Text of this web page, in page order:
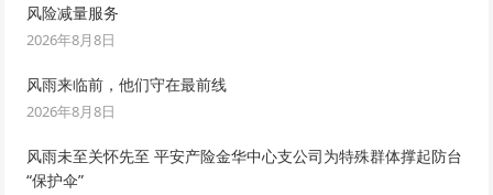
风险减量服务
2026年8月8日
风雨来临前，他们守在最前线
2026年8月8日
风雨未至关怀先至 平安产险金华中心支公司为特殊群体撑起防台
“保护伞”